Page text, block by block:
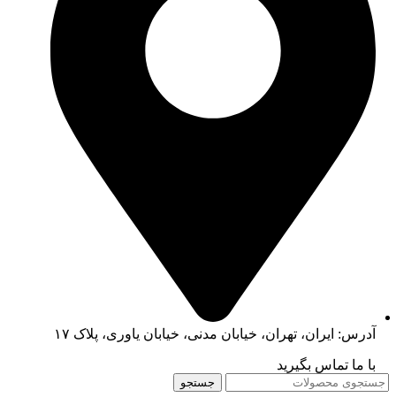
آدرس: ایران، تهران، خیابان مدنی، خیابان یاوری، پلاک ۱۷
با ما تماس بگیرید
جستجو